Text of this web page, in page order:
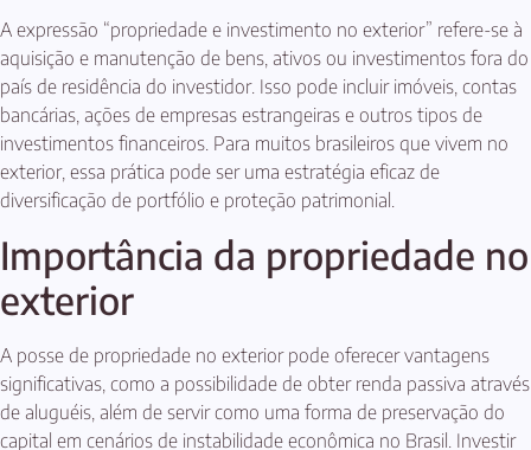
A expressão “propriedade e investimento no exterior” refere-se à
aquisição e manutenção de bens, ativos ou investimentos fora do
país de residência do investidor. Isso pode incluir imóveis, contas
bancárias, ações de empresas estrangeiras e outros tipos de
investimentos financeiros. Para muitos brasileiros que vivem no
exterior, essa prática pode ser uma estratégia eficaz de
diversificação de portfólio e proteção patrimonial.
Importância da propriedade no
exterior
A posse de propriedade no exterior pode oferecer vantagens
significativas, como a possibilidade de obter renda passiva através
de aluguéis, além de servir como uma forma de preservação do
capital em cenários de instabilidade econômica no Brasil. Investir